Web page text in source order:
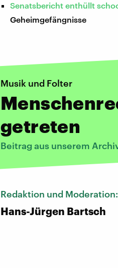
Senatsbericht enthüllt
Geheimgefängnisse
Musik und Folter
getreten
Beitrag aus unserem
Redaktion und Moderation:
Hans-Jürgen Bartsch